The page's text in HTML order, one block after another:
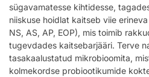
sügavamatesse kihtidesse,
niiskuse hoidlat kaitseb viie
NS, AS, AP, EOP), mis toimib
tugevdades kaitsebarjääri. Terve
tasakaalustatud mikrobioomita,
kolmekordse probiootikumide